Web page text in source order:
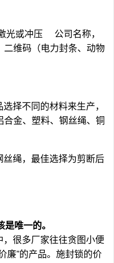
光或冲压 公司名称，
二维码 （电力封条、动物
择不同的材料来生产，
合金、塑料、钢丝绳、铜
丝绳，最佳选择为剪断后
唯一的。
很多厂家往往贪图小便
廉”的产品。施封锁的价